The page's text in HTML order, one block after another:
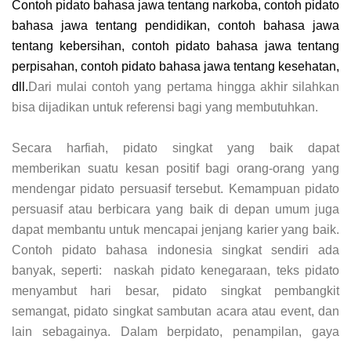
Contoh pidato bahasa jawa tentang narkoba, contoh pidato
bahasa jawa tentang pendidikan, contoh bahasa jawa
tentang kebersihan, contoh pidato bahasa jawa tentang
perpisahan, contoh pidato bahasa jawa tentang kesehatan,
dll.Dari mulai contoh yang pertama hingga akhir silahkan
bisa dijadikan untuk referensi bagi yang membutuhkan.
Secara harfiah, pidato singkat yang baik dapat
memberikan suatu kesan positif bagi orang-orang yang
mendengar pidato persuasif tersebut. Kemampuan pidato
persuasif atau berbicara yang baik di depan umum juga
dapat membantu untuk mencapai jenjang karier yang baik.
Contoh pidato bahasa indonesia singkat sendiri ada
banyak, seperti: naskah pidato kenegaraan, teks pidato
menyambut hari besar, pidato singkat pembangkit
semangat, pidato singkat sambutan acara atau event, dan
lain sebagainya. Dalam berpidato, penampilan, gaya